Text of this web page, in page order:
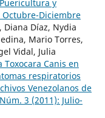
y
Octubre-Diciembre
Diana Díaz, Nydia
Mario Torres,
Vidal, Julia
Canis en
respiratorios
Venezolanos de
3 (2011): Julio-